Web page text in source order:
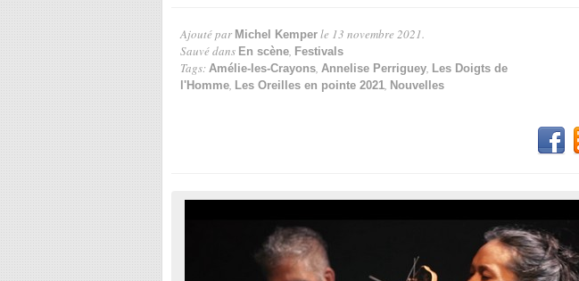
Ajouté par Michel Kemper le 13 novembre 2021.
Sauvé dans En scène, Festivals
Tags: Amélie-les-Crayons, Annelise Perriguey, Les Doigts de
l'Homme, Les Oreilles en pointe 2021, Nouvelles